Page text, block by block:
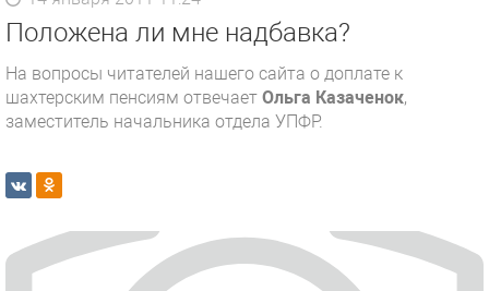
Положена ли мне надбавка?
На вопросы читателей нашего сайта о доплате к
шахтерским пенсиям отвечает Ольга Казаченок,
заместитель начальника отдела УПФР.